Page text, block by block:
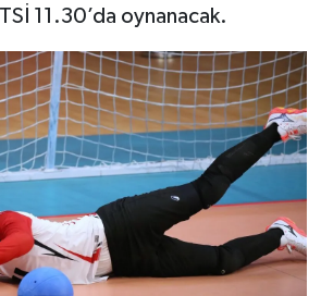
11.30’da oynanacak.